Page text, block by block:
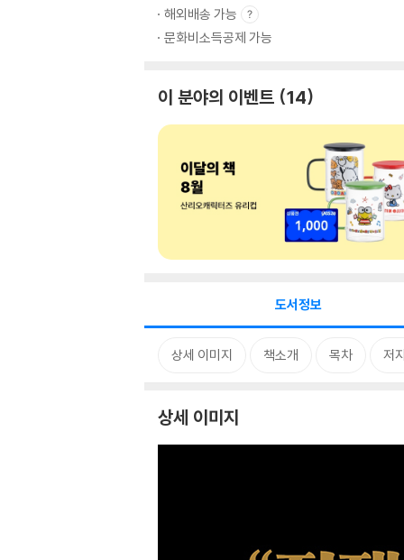
해외배송 가능
문화비소득공제 가능
이 분야의 이벤트 14
도서정보
상세 이미지 책소개 목차 저
상세 이미지